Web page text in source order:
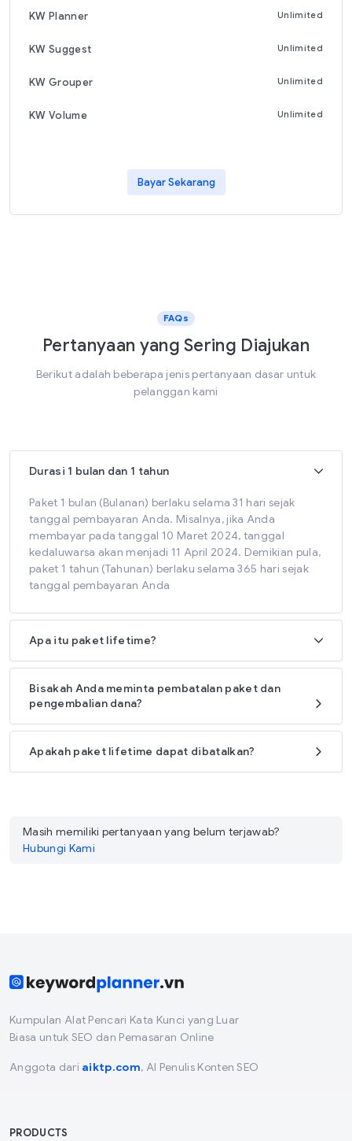
KW Planner Unlimited
KW Suggest Unlimited
KW Grouper Unlimited
KW Volume Unlimited
Bayar Sekarang
FAQs
Pertanyaan yang Sering Diajukan
Berikut adalah beberapa jenis pertanyaan dasar untuk
pelanggan kami
Durasi 1 bulan dan 1 tahun
Paket 1 bulan (Bulanan) berlaku selama 31 hari sejak
tanggal pembayaran Anda. Misalnya, jika Anda
membayar pada tanggal 10 Maret 2024, tanggal
kedaluwarsa akan menjadi 11 April 2024. Demikian pula,
paket 1 tahun (Tahunan) berlaku selama 365 hari sejak
tanggal pembayaran Anda
Apa itu paket lifetime?
Bisakah Anda meminta pembatalan paket dan
pengembalian dana?
Apakah paket lifetime dapat dibatalkan?
Masih memiliki pertanyaan yang belum terjawab?
Hubungi Kami
Kumpulan Alat Pencari Kata Kunci yang Luar
Biasa untuk SEO dan Pemasaran Online
Anggota dari aiktp.com, AI Penulis Konten SEO
PRODUCTS